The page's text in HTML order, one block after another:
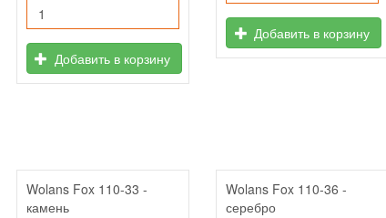
Добавить в корзину
Добавить в корзину
Wolans Fox 110-33 -
камень
Wolans Fox 110-36 -
серебро